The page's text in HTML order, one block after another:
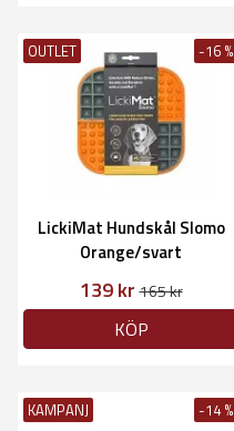
OUTLET -16 %
LickiMat Hundskål Slomo
Orange/svart
139 kr165 kr
KÖP
KAMPANJ -14 %